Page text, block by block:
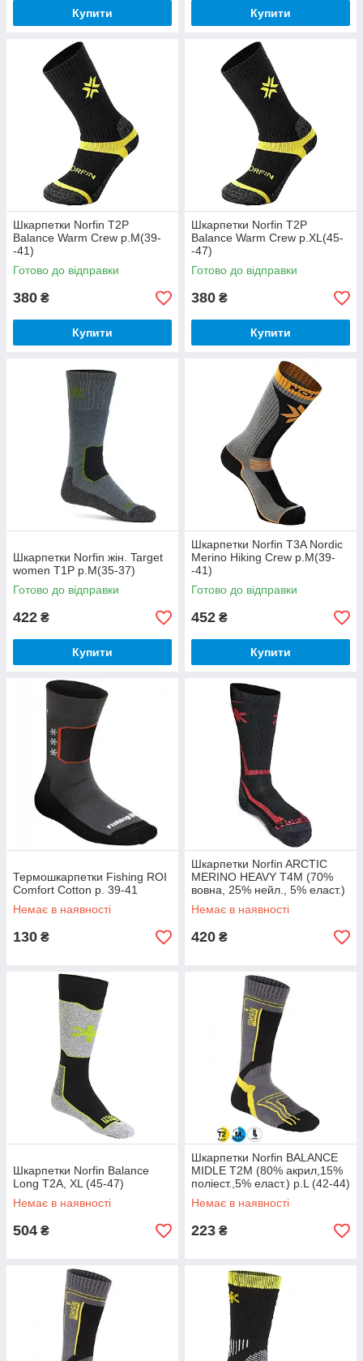
Купити Купити
Шкарпетки Norfin T2P
Balance Warm Crew р.M(39-
-41)
Готово до відправки
380 ₴
Купити
Шкарпетки Norfin T2P
Balance Warm Crew р.XL(45-
-47)
Готово до відправки
380 ₴
Купити
Шкарпетки Norfin жін. Target
women T1P р.M(35-37)
Готово до відправки
422 ₴
Купити
Шкарпетки Norfin T3A Nordic
Merino Hiking Crew р.M(39-
-41)
Готово до відправки
452 ₴
Купити
Термошкарпетки Fishing ROI
Comfort Cotton р. 39-41
Немає в наявності
130 ₴
Шкарпетки Norfin ARCTIC
MERINO HEAVY T4M (70%
вовна, 25% нейл., 5% еласт.)
р. XL(45-47)
Немає в наявності
420 ₴
Шкарпетки Norfin Balance
Long T2A, XL (45-47)
Немає в наявності
504 ₴
Шкарпетки Norfin BALANCE
MIDLE T2M (80% акрил,15%
поліест.,5% еласт.) р.L (42-44)
Немає в наявності
223 ₴